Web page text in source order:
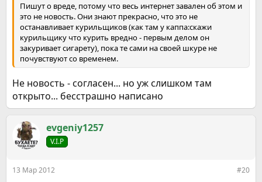
Пишут о вреде, потому что весь интернет завален об этом и
это не новость. Они знают прекрасно, что это не
останавливает курильщиков (как там у каппа:скажи
курильщику что курить вредно - первым делом он
закуривает сигарету), пока те сами на своей шкуре не
почувствуют со временем.
Не новость - согласен... но уж слишком там
открыто... бесстрашно написано
evgeniy1257
V.I.P
13 Мар 2012 #20